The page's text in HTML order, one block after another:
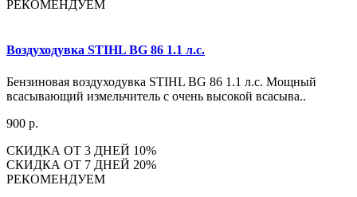
РЕКОМЕНДУЕМ
Воздуходувка STIHL BG 86 1.1 л.с.
Бензиновая воздуходувка STIHL BG 86 1.1 л.с. Мощный
всасывающий измельчитель с очень высокой всасыва..
900 р.
СКИДКА ОТ 3 ДНЕЙ 10%
СКИДКА ОТ 7 ДНЕЙ 20%
РЕКОМЕНДУЕМ